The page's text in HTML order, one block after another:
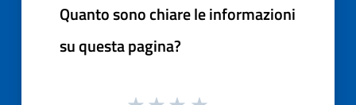
Quanto sono chiare le informazioni
su questa pagina?